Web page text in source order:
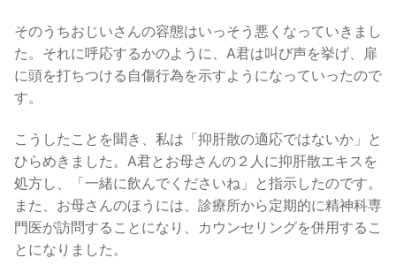
そのうちおじいさんの容態はいっそう悪くなっていきまし
た。それに呼応するかのように、A君は叫び声を挙げ、扉
に頭を打ちつける自傷行為を示すようになっていったので
す。
こうしたことを聞き、私は「抑肝散の適応ではないか」と
ひらめきました。A君とお母さんの２人に抑肝散エキスを
処方し、「一緒に飲んでくださいね」と指示したのです。
また、お母さんのほうには、診療所から定期的に精神科専
門医が訪問することになり、カウンセリングを併用するこ
とになりました。